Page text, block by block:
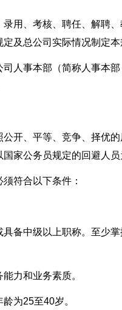
用、考核、聘任、解聘
及总公司实际情况制定
人事本部（简称人事本
开、平等、竞争、择优
家公务员规定的回避人员
符合以下条件：
具备中级以上职称。至少
力和业务素质。
为25至40岁。